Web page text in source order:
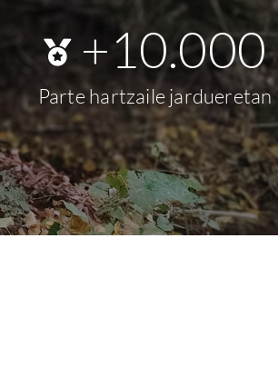
+10.000
Parte hartzaile jardueretan